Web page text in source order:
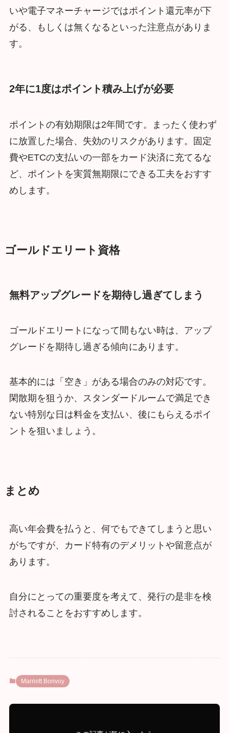
いや電子マネーチャージではポイント還元率が下
がる、もしくは無くなるといった注意点がありま
す。
2年に1度はポイント積み上げが必要
ポイントの有効期限は2年間です。まったく使わず
に放置した場合、失効のリスクがあります。固定
費やETCの支払いの一部をカード決済に充てるな
ど、ポイントを実質無期限にできる工夫をおすす
めします。
ゴールドエリート資格
無料アップグレードを期待し過ぎてしまう
ゴールドエリートになって間もない時は、アップ
グレードを期待し過ぎる傾向にあります。
基本的には「空き」がある場合のみの対応です。
閑散期を狙うか、スタンダードルームで満足でき
ない特別な日は料金を支払い、後にもらえるポイ
ントを狙いましょう。
まとめ
高い年会費を払うと、何でもできてしまうと思い
がちですが、カード特有のデメリットや留意点が
あります。
自分にとっての重要度を考えて、発行の是非を検
討されることをおすすめします。
Marriott Bonvoy